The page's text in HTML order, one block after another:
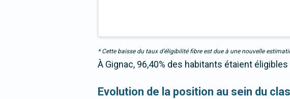
* Cette baisse du taux d’éligibilité fibre est due à une nouvelle
À Gignac, 96,40% des habitants étaient
Evolution de la position au sein du